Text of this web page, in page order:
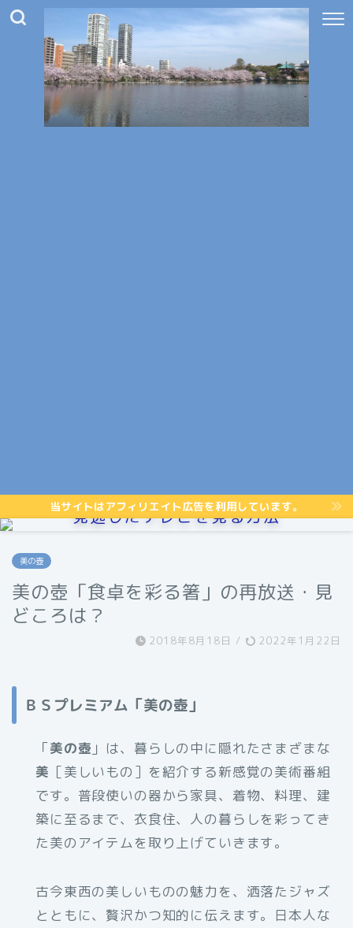
当サイトはアフィリエイト広告を利用しています。
見逃したテレビを見る方法
美の壺
美の壺「食卓を彩る箸」の再放送・見
どころは？
2018年8月18日 / 2022年1月22日
ＢＳプレミアム「美の壺」
「美の壺 」は、暮らしの中に隠れたさまざまな
美 ［美しいもの］を紹介する新感覚の美術番組
です。普段使いの器から家具、着物、料理、建
築に至るまで、衣食住、人の暮らしを彩ってき
た美のアイテムを取り上げていきます。
古今東西の美しいものの魅力を、洒落たジャズ
とともに、贅沢かつ知的に伝えます。日本人な